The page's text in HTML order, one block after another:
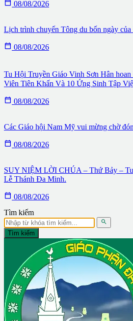
 08/08/2026
Lịch trình chuyến Tông du bốn ngày
 08/08/2026
Tu Hội Truyền Giáo Vinh Sơn Hân
Viên Tiên Khấn Và 10 Ứng Sinh Tập
 08/08/2026
Các Giáo hội Nam Mỹ vui mừng chờ
 08/08/2026
SUY NIỆM LỜI CHÚA – Thứ Bảy –
Lễ Thánh Đa Minh.
 08/08/2026
Tìm kiếm

Tìm kiếm